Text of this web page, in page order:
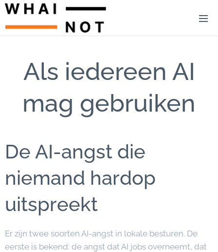
Als iedereen AI
mag gebruiken
De AI-angst die
niemand hardop
uitspreekt
Er zijn twee soorten AI-angst in lokale besturen. De
eerste is bekend: de angst dat AI jobs overneemt, dat